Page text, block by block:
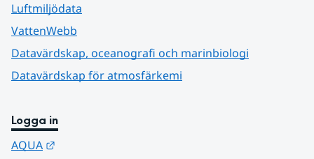
Luftmiljödata
VattenWebb
Datavärdskap, oceanografi och marinbiologi
Datavärdskap för atmosfärkemi
Logga in
AQUA